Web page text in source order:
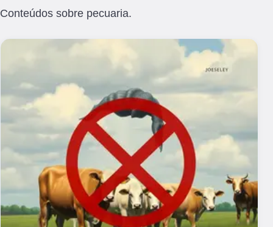
Conteúdos sobre pecuaria.